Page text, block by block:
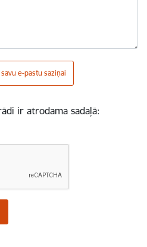
e-pastu saziņai
ir atrodama sadaļā: